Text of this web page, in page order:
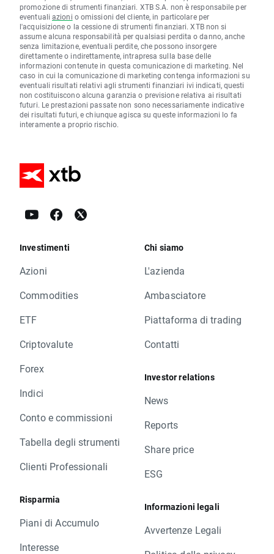
promozione di strumenti finanziari. XTB S.A. non è responsabile per
eventuali azioni o omissioni del cliente, in particolare per
l'acquisizione o la cessione di strumenti finanziari. XTB non si
assume alcuna responsabilità per qualsiasi perdita o danno, anche
senza limitazione, eventuali perdite, che possono insorgere
direttamente o indirettamente, intrapresa sulla base delle
informazioni contenute in questa comunicazione di marketing. Nel
caso in cui la comunicazione di marketing contenga informazioni su
eventuali risultati relativi agli strumenti finanziari ivi indicati, questi
non costituiscono alcuna garanzia o previsione relativa ai risultati
futuri. Le prestazioni passate non sono necessariamente indicative
dei risultati futuri, e chiunque agisca su queste informazioni lo fa
interamente a proprio rischio.
Investimenti
Azioni
Commodities
ETF
Criptovalute
Forex
Indici
Conto e commissioni
Tabella degli strumenti
Clienti Professionali
Risparmia
Piani di Accumulo
Interesse
Chi siamo
L'azienda
Ambasciatore
Piattaforma di trading
Contatti
Investor relations
News
Reports
Share price
ESG
Informazioni legali
Avvertenze Legali